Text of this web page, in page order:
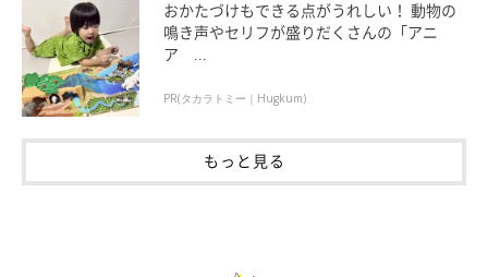
おかたづけもできる点がうれしい！ 動物の
鳴き声やセリフが盛りだくさんの「アニ
ア ...
PR(タカラトミー｜Hugkum)
もっと見る